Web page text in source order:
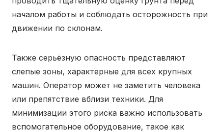
началом работы и соблюдать осторожность при
движении по склонам.
Также серьёзную опасность представляют
слепые зоны, характерные для всех крупных
машин. Оператор может не заметить человека
или препятствие вблизи техники. Для
минимизации этого риска важно использовать
вспомогательное оборудование, такое как